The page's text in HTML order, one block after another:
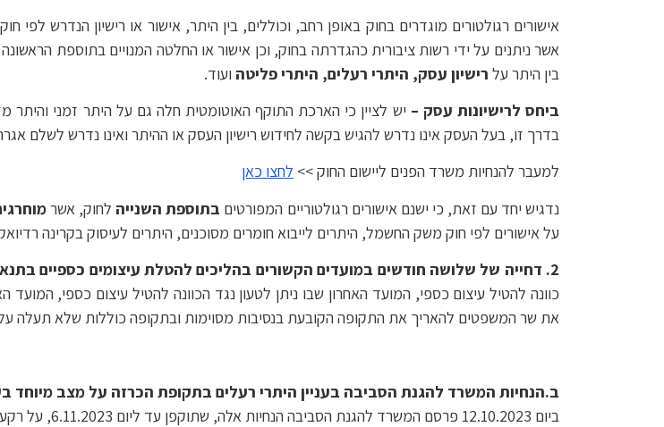
אישורים רגולטורים מוגדרים בחוק באופן רחב, וכוללים, בין היתר, אישור או רישיון הנדרש
אשר ניתנים על ידי רשות ציבורית כהגדרתה בחוק, וכן אישור או החלטה המנויים בתוספת
בין היתר על רישיון עסק, היתרי רעלים, היתרי פליטה ועוד.
ביחס לרישיונות עסק – יש לציין כי הארכת התוקף האוטומטית חלה גם על היתר זמני
בדרך זו, בעל העסק אינו נדרש להגיש בקשה לחידוש רישיון העסק או ההיתר ואינו נדרש לשלם
למעבר להנחיות משרד הפנים ליישום החוק >> לחצו כאן
נדגיש יחד עם זאת, כי ישנם אישורים רגולטוריים המפורטים בתוספת השנייה לחוק, אשר
על אישורים לפי חוק משק החשמל, היתרים לייבוא חומרים מסוכנים, היתרים לעיסוק בקרינה
2. דחייה של שלושה חודשים במועדים
הקשורים בהליכים להטלת עיצומים כספיים
כוונה להטיל עיצום כספי, המועד האחרון שבו ניתן לטעון נגד הכוונה להטיל עיצום כספי,
את שר המשפטים להאריך את התקופה הקובעת בנסיבות מסוימות ובתקופה כוללות שלא תעלה על 9
ב.הנחיות המשרד להגנת הסביבה בעניין היתרי רעלים בתקופת הכרזה על מצב מיוחד
ביום